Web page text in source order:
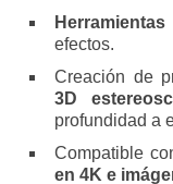
efectos.
Creación de
3D
profundidad a
Compatible
en 4K e